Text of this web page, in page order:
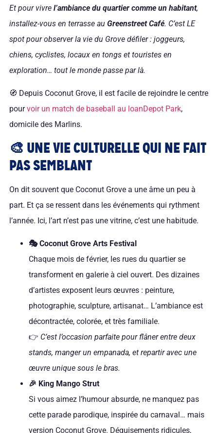
Et pour vivre l’ambiance du quartier comme un habitant,
installez-vous en terrasse au Greenstreet Café. C’est LE
spot pour observer la vie du Grove défiler : joggeurs,
chiens, cyclistes, locaux en tongs et touristes en
exploration… tout le monde passe par là.
🧭 Depuis Coconut Grove, il est facile de rejoindre le centre
pourvoir un match de baseball au loanDepot Park,
domicile des Marlins.
🎨 UNE VIE CULTURELLE QUI NE FAIT
PAS SEMBLANT
On dit souvent que Coconut Grove a une âme un peu à
part. Et ça se ressent dans les événements qui rythment
l’année. Ici, l’art n’est pas une vitrine, c’est une habitude.
🎭 Coconut Grove Arts Festival
Chaque mois de février, les rues du quartier se
transforment en galerie à ciel ouvert. Des dizaines
d’artistes exposent leurs œuvres : peinture,
photographie, sculpture, artisanat… L’ambiance est
décontractée, colorée, et très familiale.
👉 C’est l’occasion parfaite pour flâner entre deux
stands, manger un empanada, et repartir avec une
œuvre unique sous le bras.
🎉 King Mango Strut
Si vous aimez l’humour absurde, ne manquez pas
cette parade parodique, inspirée du carnaval… mais
version Coconut Grove. Déguisements ridicules,